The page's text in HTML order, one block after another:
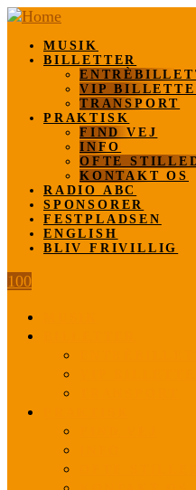
MUSIK
BILLETTER
VIP
TRANSPORT
PRAKTISK
FIND VEJ
INFO
OFTE
KONTAKT OS
RADIO ABC
SPONSORER
FESTPLADSEN
ENGLISH
BLIV FRIVILLIG
100